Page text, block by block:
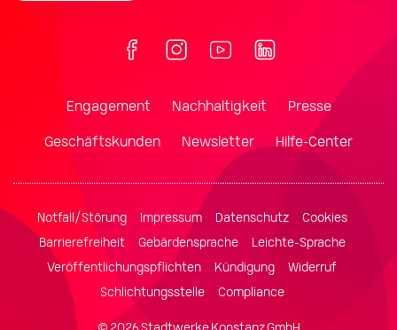
Engagement Nachhaltigkeit Presse
Geschäftskunden Newsletter Hilfe-Center
Notfall/Störung Impressum Datenschutz
Cookies
Barrierefreiheit
Gebärdensprache
Leichte-Sprache
Veröffentlichungspflichten
Kündigung
Widerruf
Schlichtungsstelle
Compliance